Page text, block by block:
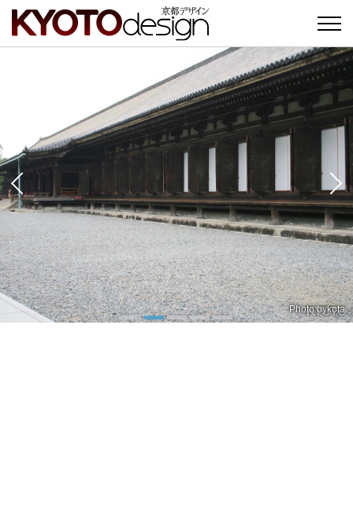
Photo by久保田孝夫
Photo bykota
Photo bykota